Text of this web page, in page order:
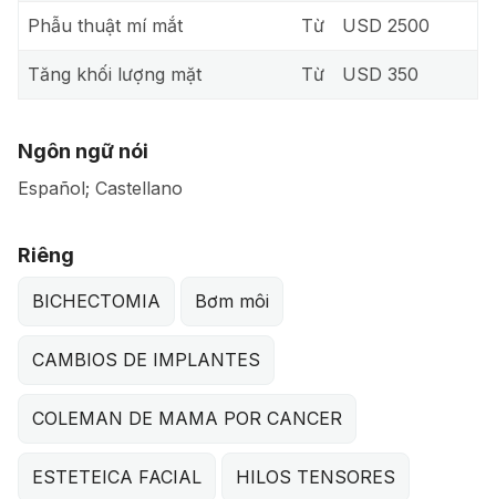
Phẫu thuật mí mắt Từ USD 2500
Tăng khối lượng mặt Từ USD 350
Ngôn ngữ nói
Español; Castellano
Riêng
BICHECTOMIA Bơm môi
CAMBIOS DE IMPLANTES
COLEMAN DE MAMA POR CANCER
ESTETEICA FACIAL HILOS TENSORES